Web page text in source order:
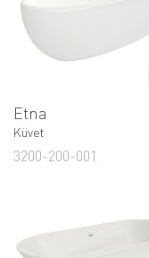
Etna
Küvet
3200-200-001